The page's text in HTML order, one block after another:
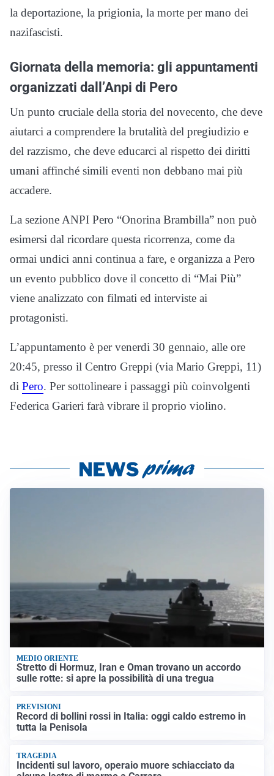
la deportazione, la prigionia, la morte per mano dei
nazifascisti.
Giornata della memoria: gli appuntamenti
organizzati dall’Anpi di Pero
Un punto cruciale della storia del novecento, che deve
aiutarci a comprendere la brutalità del pregiudizio e
del razzismo, che deve educarci al rispetto dei diritti
umani affinché simili eventi non debbano mai più
accadere.
La sezione ANPI Pero “Onorina Brambilla” non può
esimersi dal ricordare questa ricorrenza, come da
ormai undici anni continua a fare, e organizza a Pero
un evento pubblico dove il concetto di “Mai Più”
viene analizzato con filmati ed interviste ai
protagonisti.
L’appuntamento è per venerdi 30 gennaio, alle ore
20:45, presso il Centro Greppi (via Mario Greppi, 11)
di Pero. Per sottolineare i passaggi più coinvolgenti
Federica Garieri farà vibrare il proprio violino.
MEDIO ORIENTE
Stretto di Hormuz, Iran e Oman trovano un accordo
sulle rotte: si apre la possibilità di una tregua
PREVISIONI
Record di bollini rossi in Italia: oggi caldo estremo in
tutta la Penisola
TRAGEDIA
Incidenti sul lavoro, operaio muore schiacciato da